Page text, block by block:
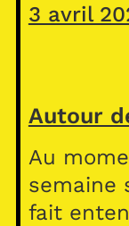
3 avril
Autour
Au
semaine
fait